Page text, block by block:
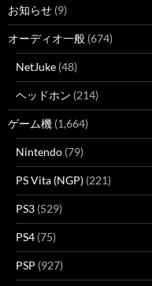
お知らせ (9)
オーディオ一般 (674)
NetJuke (48)
ヘッドホン (214)
ゲーム機 (1,664)
Nintendo (79)
PS Vita (NGP) (221)
PS3 (529)
PS4 (75)
PSP (927)